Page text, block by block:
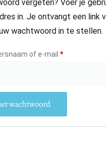
vergeten? Voer je
in. Je ontvangt een link
wachtwoord in te stellen.
of e-mail *
wachtwoord